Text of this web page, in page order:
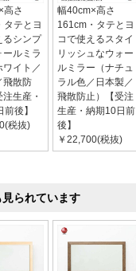
高さ
タテとヨ
るシンプ
ールミラ
ワイト／
飛散防
生産・
後】
税抜)
幅40cm×高さ
161cm・タテとヨ
コで使えるスタイ
リッシュなウォー
ルミラー（ナチュ
ラル色／日本製／
飛散防止）【受注
生産・納期10日前
後】
￥22,700(税抜)
られています